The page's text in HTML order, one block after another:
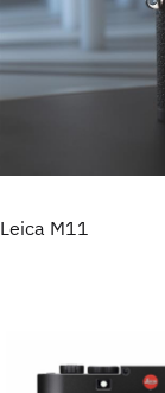
Leica M11